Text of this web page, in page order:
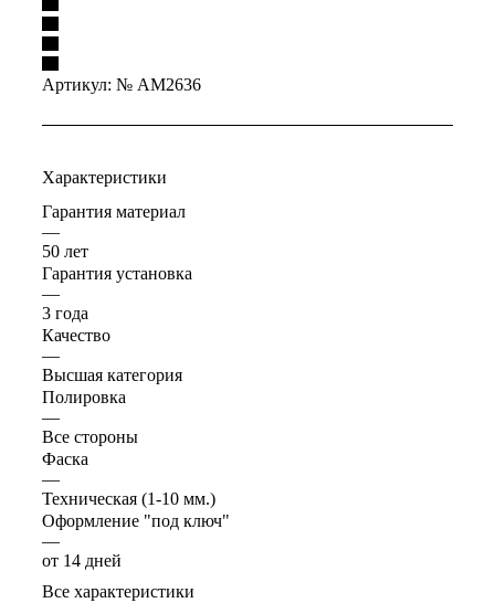
Артикул: № AM2636
Характеристики
Гарантия материал
—
50 лет
Гарантия установка
—
3 года
Качество
—
Высшая категория
Полировка
—
Все стороны
Фаска
—
Техническая (1-10 мм.)
Оформление "под ключ"
—
от 14 дней
Все характеристики